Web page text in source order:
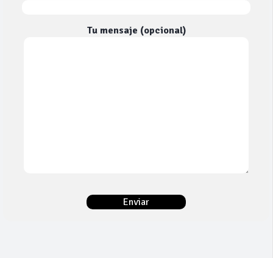
Tu mensaje (opcional)